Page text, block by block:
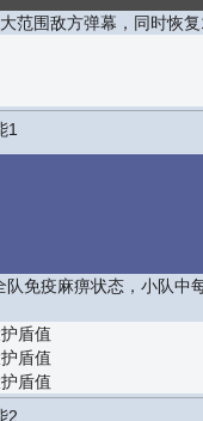
范围敌方弹幕，同时恢
1
队免疫麻痹状态，小队中
盾值
盾值
盾值
2